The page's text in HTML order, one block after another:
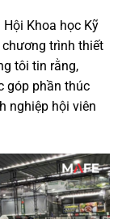
Khoa học Kỹ
trình thiết
tôi tin rằng,
góp phần thúc
nghiệp hội viên